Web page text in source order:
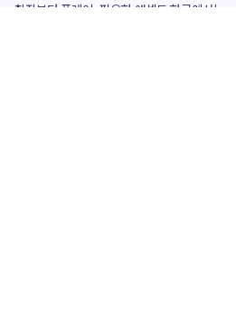
창작부터 플레이, 필요한 애셋도 한곳에서!